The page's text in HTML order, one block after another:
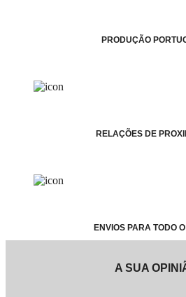
PRODUÇÃO
RELAÇÕES DE
ENVIOS PARA TODO
A SUA